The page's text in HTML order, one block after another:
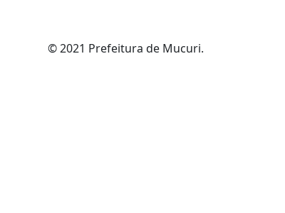
© 2021 Prefeitura de Mucuri.